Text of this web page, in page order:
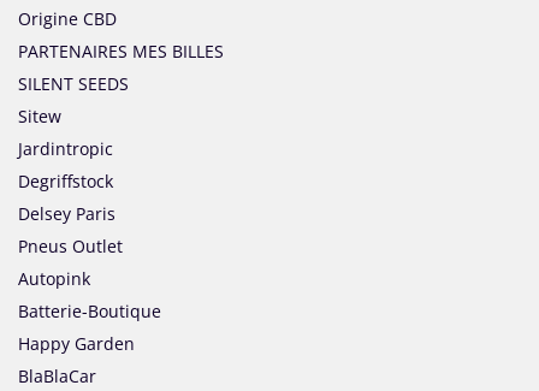
Origine CBD
PARTENAIRES MES BILLES
SILENT SEEDS
Sitew
Jardintropic
Degriffstock
Delsey Paris
Pneus Outlet
Autopink
Batterie-Boutique
Happy Garden
BlaBlaCar